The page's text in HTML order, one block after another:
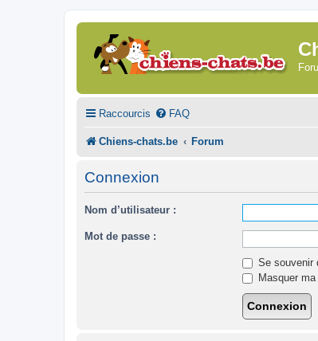
Raccourcis FAQ
Chiens-chats.be Forum
Connexion
Nom d’utilisateur :
Mot de passe :
Se souvenir
Masquer